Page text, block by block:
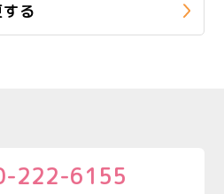
る
222-6155